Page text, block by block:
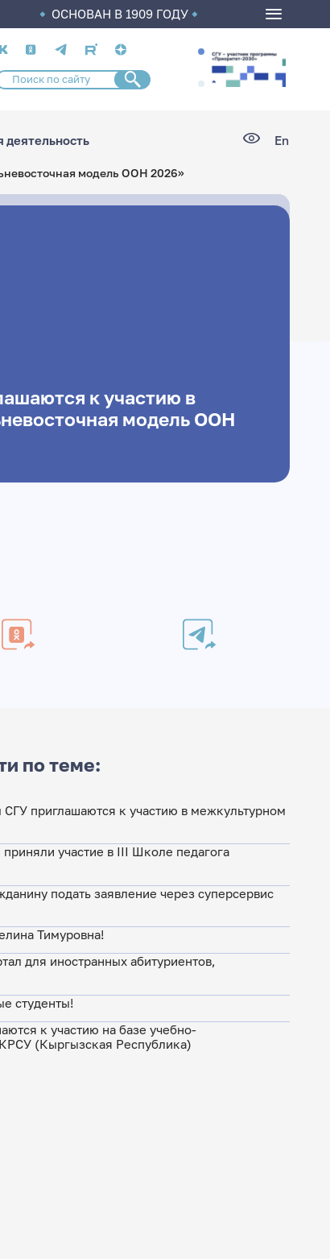
ОСНОВАН В 1909 ГОДУ
En
модель ООН 2026»
к участию в
модель ООН
по теме:
СГУ приглашаются к участию в межкультурном
участие в III Школе педагога
подать заявление через суперсервис
Тимуровна!
для иностранных абитуриентов,
студенты!
к участию на базе учебно-
(Кыргызская Республика)